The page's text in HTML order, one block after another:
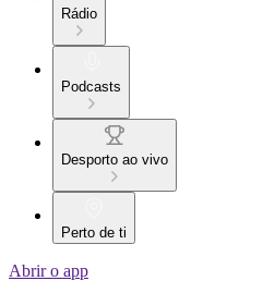
Rádio
Podcasts
Desporto ao vivo
Perto de ti
Abrir o app